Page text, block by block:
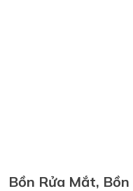
Bồn Rửa Mắt,